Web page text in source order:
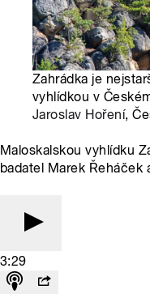
Zahrádka je
vyhlídkou v
Jaroslav Hoření,
Maloskalskou vyhlídku
badatel Marek Řeháček
3:29